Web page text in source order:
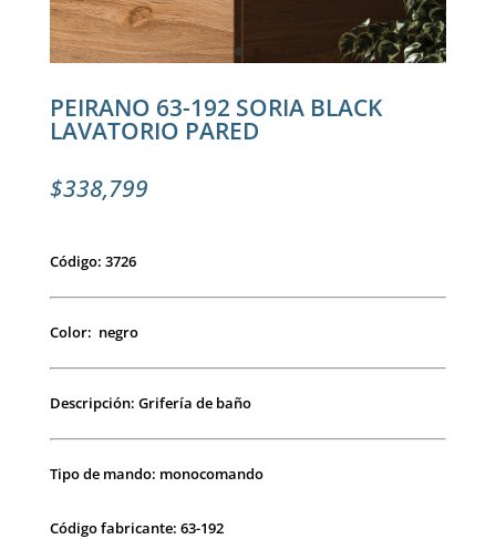
PEIRANO 63-192 SORIA BLACK
LAVATORIO PARED
$338,799
Código: 3726
Color: negro
Descripción: Grifería de baño
Tipo de mando: monocomando
Código fabricante: 63-192